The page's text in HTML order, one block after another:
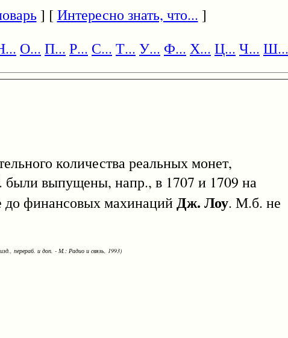
] [Интересно знать, что... ]
О... П... Р... С... Т... У... Ф... Х... Ц... Ч... Ш...
количества реальных монет,
выпущены, напр., в 1707 и 1709 на
до финансовых махинацийДж. Лоу. М.б. не
перераб. и доп. - М.: Радио и связь, 1993)